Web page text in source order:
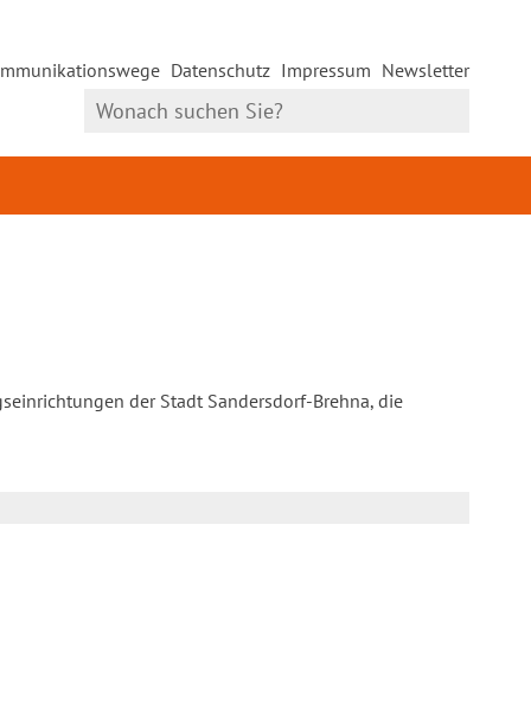
Datenschutz Impressum Newsletter
der Stadt Sandersdorf-Brehna, die